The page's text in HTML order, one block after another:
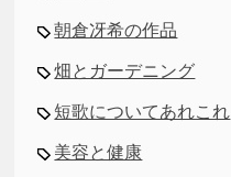
朝倉冴希の作品
畑とガーデニング
短歌についてあれこれ
美容と健康